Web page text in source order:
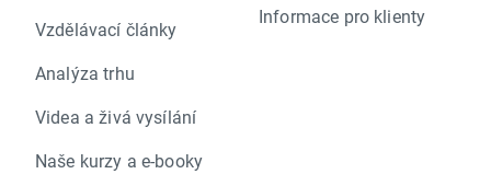
Vzdělávací články
Analýza trhu
Videa a živá vysílání
Naše kurzy a e-booky
Informace pro klienty